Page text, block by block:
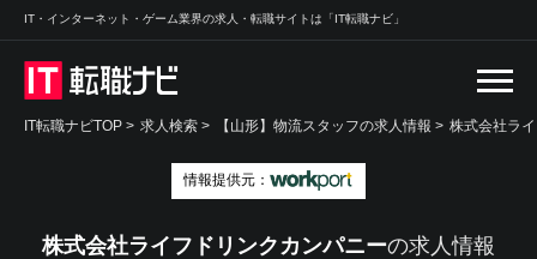
IT・インターネット・ゲーム業界の求人・転職サイトは「IT転職ナビ」
IT転職ナビTOP > 求人検索 > 【山形】物流スタッフの求人情報 > 株式会社ラ
情報提供元：
株式会社ライフドリンクカンパニーの求人情報